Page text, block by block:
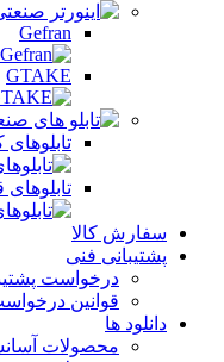
Gefran
GTAKE
تابلوهای
تابلوهای
سفارش کالا
پشتیبانی فنی
درخواست
قوانین
دانلود ها
محصولات